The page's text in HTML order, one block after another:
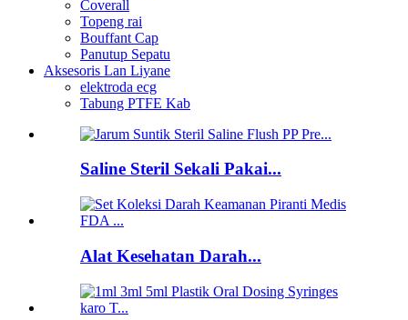
Coverall
Topeng rai
Bouffant Cap
Panutup Sepatu
Aksesoris Lan Liyane
elektroda ecg
Tabung PTFE Kab
Saline Steril Sekali Pakai...
Alat Kesehatan Darah...